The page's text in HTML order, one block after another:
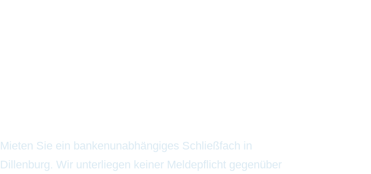
Mieten Sie ein bankenunabhängiges Schließfach in
Dillenburg. Wir unterliegen keiner Meldepflicht gegenüber